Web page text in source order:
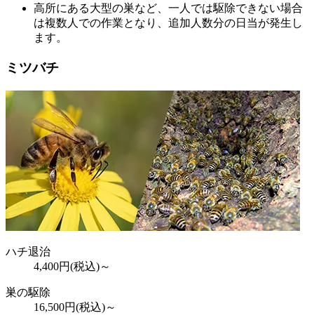
高所にある大型の巣など、一人では駆除できない場合
は複数人での作業となり、追加人数分の日当が発生し
ます。
ミツバチ
ハチ退治
4,400円(税込)～
巣の駆除
16,500円(税込)～